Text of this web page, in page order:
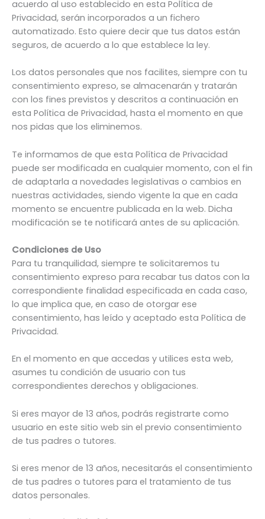
acuerdo al uso establecido en esta Política de
Privacidad, serán incorporados a un fichero
automatizado. Esto quiere decir que tus datos están
seguros, de acuerdo a lo que establece la ley.
Los datos personales que nos facilites, siempre con tu
consentimiento expreso, se almacenarán y tratarán
con los fines previstos y descritos a continuación en
esta Política de Privacidad, hasta el momento en que
nos pidas que los eliminemos.
Te informamos de que esta Política de Privacidad
puede ser modificada en cualquier momento, con el fin
de adaptarla a novedades legislativas o cambios en
nuestras actividades, siendo vigente la que en cada
momento se encuentre publicada en la web. Dicha
modificación se te notificará antes de su aplicación.
Condiciones de Uso
Para tu tranquilidad, siempre te solicitaremos tu
consentimiento expreso para recabar tus datos con la
correspondiente finalidad especificada en cada caso,
lo que implica que, en caso de otorgar ese
consentimiento, has leído y aceptado esta Política de
Privacidad.
En el momento en que accedas y utilices esta web,
asumes tu condición de usuario con tus
correspondientes derechos y obligaciones.
Si eres mayor de 13 años, podrás registrarte como
usuario en este sitio web sin el previo consentimiento
de tus padres o tutores.
Si eres menor de 13 años, necesitarás el consentimiento
de tus padres o tutores para el tratamiento de tus
datos personales.